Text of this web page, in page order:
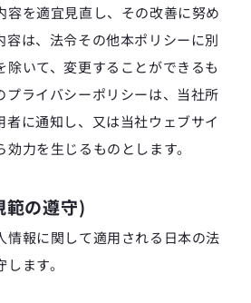
容を適宜見直し、その改善に努め
容は、法令その他本ポリシーに別
除いて、変更することができるも
プライバシーポリシーは、当社所
者に通知し、又は当社ウェブサイ
効力を生じるものとします。
範の遵守)
情報に関して適用される日本の法
ます。